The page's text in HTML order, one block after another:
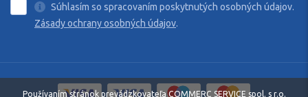
Súhlasím so spracovaním poskytnutých osobných údajov.
Zásady ochrany osobných údajov.
Používaním stránok prevádzkovateľa COMMERC SERVICE spol. s r.o.